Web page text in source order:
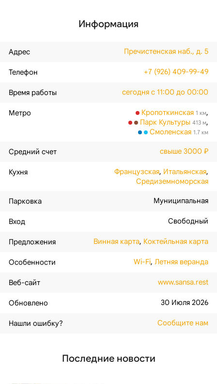
Информация
Адрес Пречистенская наб., д. 5
Телефон +7 (926) 409-99-49
Время работы сегодня с 11:00 до 00:00
Метро Кропоткинская 1 км,
Парк Культуры 413 м,
Смоленская 1.7 км
Средний счет свыше 3000 ₽
Кухня Французская, Итальянская,
Средиземноморская
Парковка Муниципальная
Вход Свободный
Предложения Винная карта, Коктейльная карта
Особенности Wi-Fi,Летняя веранда
Веб-сайт www.sansa.rest
Обновлено 30 Июля 2026
Нашли ошибку? Сообщите нам
Последние новости